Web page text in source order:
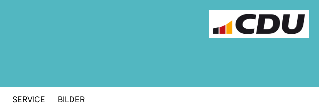
SERVICE BILDER